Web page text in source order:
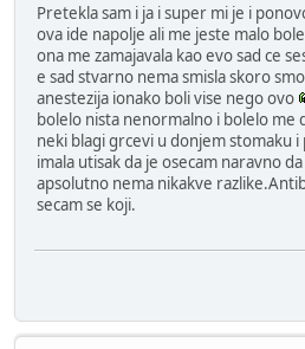
Pretekla sam i ja i super mi je i
ova ide napolje ali me jeste malo
ona me zamajavala kao evo sad ce
e sad stvarno nema smisla skoro
anestezija ionako boli vise nego ovo
bolelo nista nenormalno i bolelo me
neki blagi grcevi u donjem stomaku
imala utisak da je osecam naravno
apsolutno nema nikakve
secam se koji.